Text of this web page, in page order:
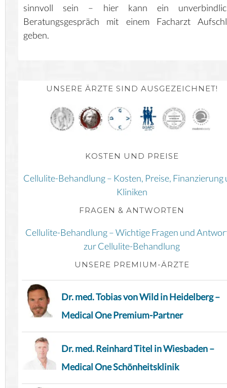
sinnvoll sein – hier kann ein
Beratungsgespräch mit einem Facharzt
geben.
UNSERE ÄRZTE SIND AUSGEZEICHNET!
KOSTEN UND PREISE
Cellulite-Behandlung – Kosten, Preise, Finanzierung
Kliniken
FRAGEN & ANTWORTEN
Cellulite-Behandlung – Wichtige Fragen und
zur Cellulite-Behandlung
UNSERE PREMIUM-ÄRZTE
Dr. med. Tobias von Wild in Heidelberg –
Medical One Premium-Partner
Dr. med. Reinhard Titel in Wiesbaden –
Medical One Schönheitsklinik